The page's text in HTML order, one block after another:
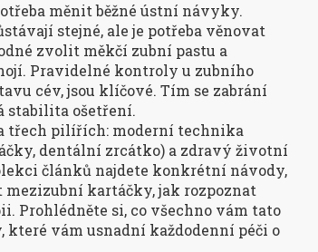
měnit běžné ústní návyky.
stejné, ale je potřeba věnovat
zvolit měkčí zubní pastu a
Pravidelné kontroly u zubního
cév, jsou klíčové. Tím se zabrání
stabilita ošetření.
třech pilířích: moderní technika
dentální zrcátko) a zdravý životní
článků najdete konkrétní návody,
kartáčky, jak rozpoznat
Prohlédněte si, co všechno vám tato
vám usnadní každodenní péči o